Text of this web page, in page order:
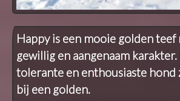
Happy is een mooie golden teef
gewillig en aangenaam
tolerante en enthousiaste hond
bij een golden.